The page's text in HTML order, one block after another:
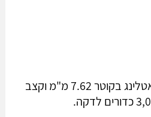
תמונה מס'-4 מקלע גאטלינג בקוטר 7.62 מ"מ וקצב